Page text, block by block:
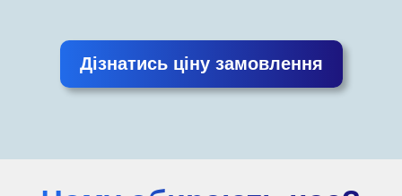
Дізнатись ціну замовлення